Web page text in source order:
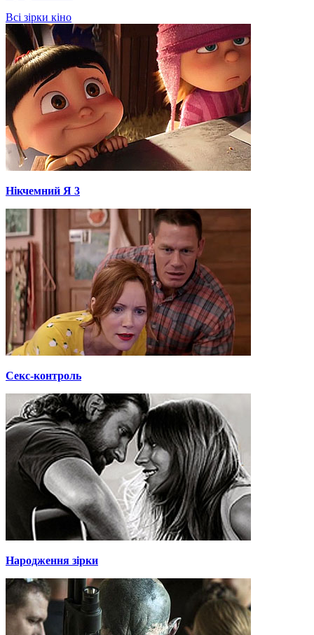
Всі зірки кіно
Нікчемний Я 3
Секс-контроль
Народження зірки